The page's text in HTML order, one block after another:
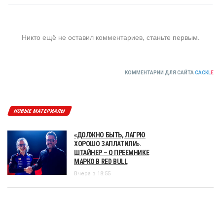
Никто ещё не оставил комментариев, станьте первым.
КОММЕНТАРИИ ДЛЯ САЙТА CACKLE
НОВЫЕ МАТЕРИАЛЫ
«ДОЛЖНО БЫТЬ, ЛАГРЮ
ХОРОШО ЗАПЛАТИЛИ».
ШТАЙНЕР – О ПРЕЕМНИКЕ
МАРКО В RED BULL
Вчера в 18:55